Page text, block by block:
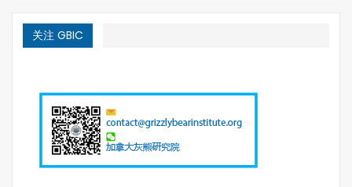
关注 GBIC